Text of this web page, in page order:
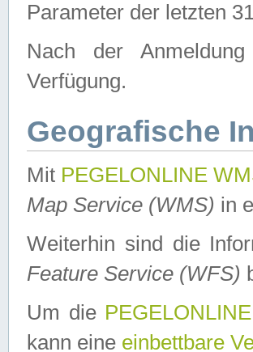
Parameter der letzten
Nach der
Verfügung.
Geografische
Mit PEGELONLINE
Map Service (WMS) in
Weiterhin sind die
Feature Service (WFS)
Um die
kann eine einbettbare